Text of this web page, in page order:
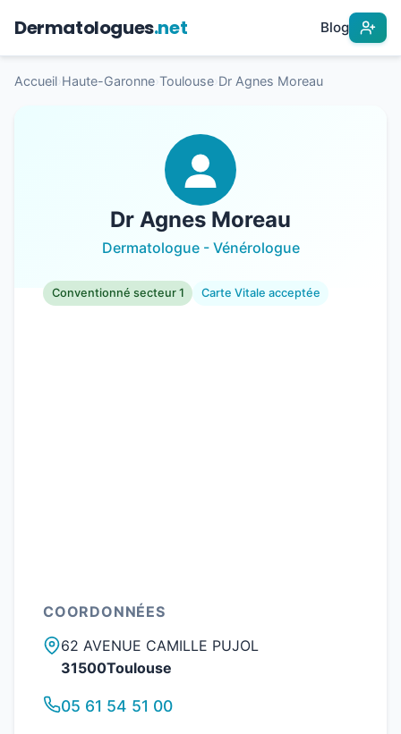
Dermatologues.net Blog
Accueil Haute-Garonne Toulouse Dr Agnes Moreau
Dr Agnes Moreau
Dermatologue - Vénérologue
Conventionné secteur 1 Carte Vitale acceptée
COORDONNÉES
62 AVENUE CAMILLE PUJOL
31500Toulouse
05 61 54 51 00